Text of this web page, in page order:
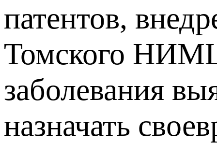
патентов,
Томского НИМЦ
заболевания
назначать